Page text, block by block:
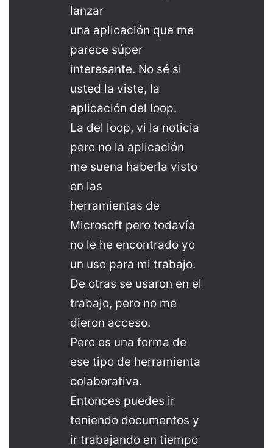
lanzar
una aplicación que me
parece súper
interesante. No sé si
usted la viste, la
aplicación del loop.
La del loop, vi la noticia
pero no la aplicación
me suena haberla visto
en las
herramientas de
Microsoft pero todavía
no le he encontrado yo
un uso para mi trabajo.
De otras se usaron en el
trabajo, pero no me
dieron acceso.
Pero es una forma de
ese tipo de herramienta
colaborativa.
Entonces puedes ir
teniendo documentos y
ir trabajando en tiempo